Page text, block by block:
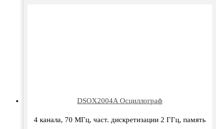
DSOX2004A Осциллограф
4 канала, 70 МГц, част. дискретизации 2 ГГц, память